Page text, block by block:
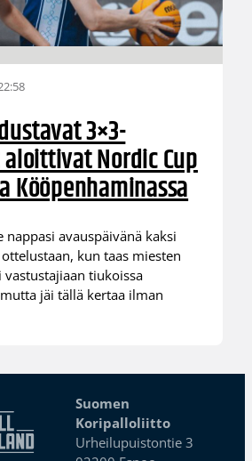
3×3-
Nordic Cup
Kööpenhaminassa
nappasi avauspäivänä kaksi
kun taas miesten
vastustajiaan tiukoissa
jäi tällä kertaa ilman
Suomen
Koripalloliitto
Urheilupuistontie 3